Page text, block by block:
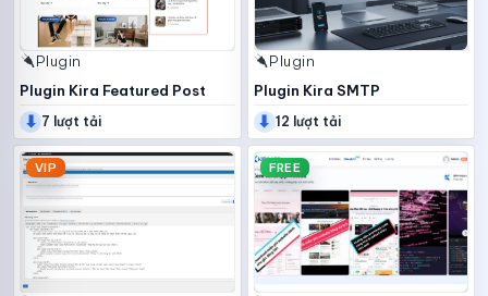
Plugin
Plugin Kira Featured Post
⬇ 7 lượt tải
Plugin
Plugin Kira SMTP
⬇ 12 lượt tải
VIP FREE